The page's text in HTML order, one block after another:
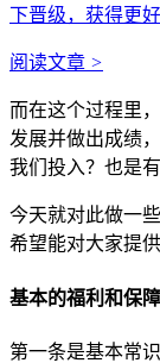
下晋级，获得更
阅读文章 >
而在这个过程里
发展并做出成绩
我们投入？也是
今天就对此做一
希望能对大家提
基本的福利和保障
第一条是基本常